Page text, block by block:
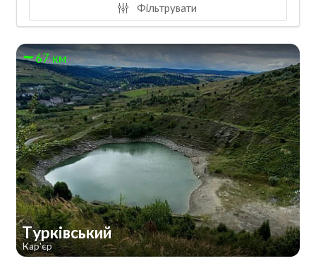
Фільтрувати
67 км
Турківський
Кар'єр